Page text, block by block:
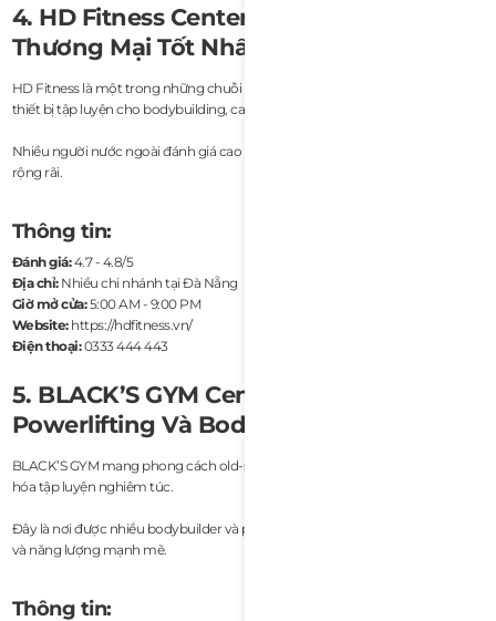
4. HD Fitness Center – Phòng Gym
Thương Mại Tốt Nhất
HD Fitness là một trong những chuỗi gym lớn nhất tại Đà Nẵng với đa dạng
thiết bị tập luyện cho bodybuilding, cardio và functional training.
Nhiều người nước ngoài đánh giá cao mức giá hợp lý cùng cơ sở vật chất
rộng rãi.
Thông tin:
Đánh giá:4.7 - 4.8/5
Địa chỉ:Nhiều chi nhánh tại Đà Nẵng
Giờ mở cửa:5:00 AM - 9:00 PM
Website: https://hdfitness.vn/
Điện thoại:0333 444 443
5. BLACK’S GYM Center – Tốt Nhất Cho
Powerlifting Và Bodybuilding
BLACK’S GYM mang phong cách old-school với âm nhạc lớn, tạ nặng và văn
hóa tập luyện nghiêm túc.
Đây là nơi được nhiều bodybuilder và powerlifter yêu thích vì tính chân thực
và năng lượng mạnh mẽ.
Thông tin: